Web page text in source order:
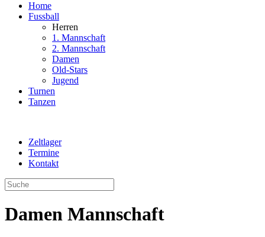
Home
Fussball
Herren
1. Mannschaft
2. Mannschaft
Damen
Old-Stars
Jugend
Turnen
Tanzen
Zeltlager
Termine
Kontakt
Damen Mannschaft